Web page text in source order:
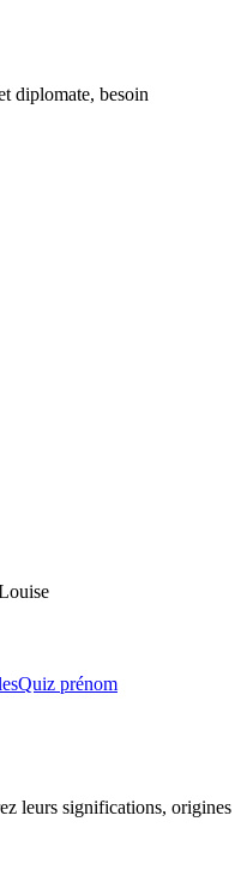
diplomate, besoin
Quiz prénom
leurs significations, origines